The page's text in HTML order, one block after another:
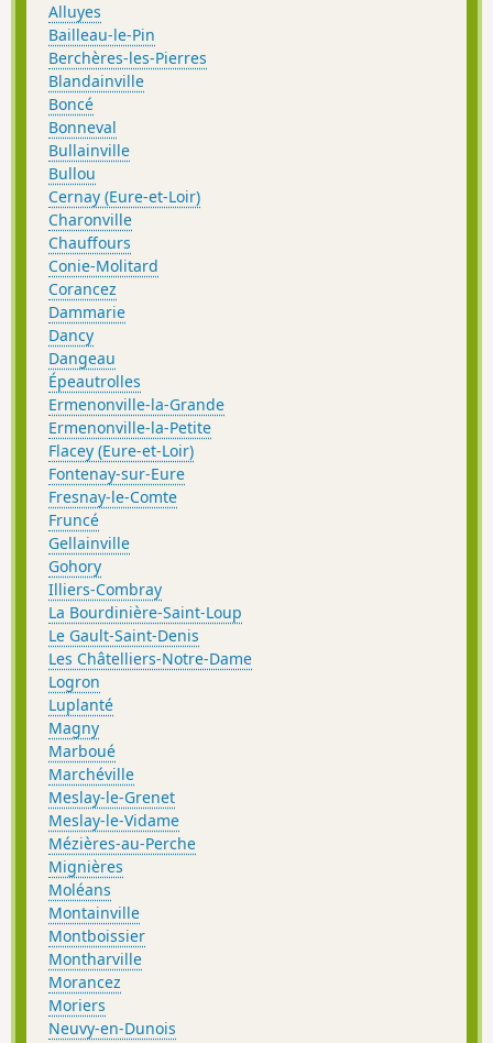
Alluyes
Bailleau-le-Pin
Berchères-les-Pierres
Blandainville
Boncé
Bonneval
Bullainville
Bullou
Cernay (Eure-et-Loir)
Charonville
Chauffours
Conie-Molitard
Corancez
Dammarie
Dancy
Dangeau
Épeautrolles
Ermenonville-la-Grande
Ermenonville-la-Petite
Flacey (Eure-et-Loir)
Fontenay-sur-Eure
Fresnay-le-Comte
Fruncé
Gellainville
Gohory
Illiers-Combray
La Bourdinière-Saint-Loup
Le Gault-Saint-Denis
Les Châtelliers-Notre-Dame
Logron
Luplanté
Magny
Marboué
Marchéville
Meslay-le-Grenet
Meslay-le-Vidame
Mézières-au-Perche
Mignières
Moléans
Montainville
Montboissier
Montharville
Morancez
Moriers
Neuvy-en-Dunois